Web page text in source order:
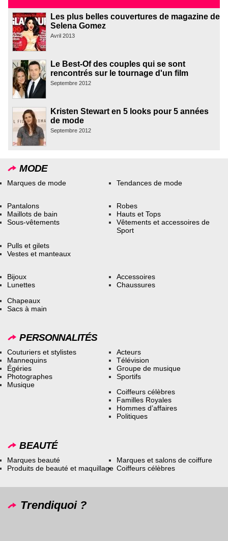
Les plus belles couvertures de magazine de
Selena Gomez
Avril 2013
Le Best-Of des couples qui se sont
rencontrés sur le tournage d'un film
Septembre 2012
Kristen Stewart en 5 looks pour 5 années
de mode
Septembre 2012
MODE
Marques de mode Tendances de mode
Pantalons
Maillots de bain
Sous-vêtements
Robes
Hauts et Tops
Vêtements et accessoires de
Sport
Pulls et gilets
Vestes et manteaux
Bijoux
Lunettes
Accessoires
Chaussures
Chapeaux
Sacs à main
PERSONNALITÉS
Couturiers et stylistes
Mannequins
Égéries
Photographes
Musique
Acteurs
Télévision
Groupe de musique
Sportifs
Coiffeurs célèbres
Familles Royales
Hommes d’affaires
Politiques
BEAUTÉ
Marques beauté
Produits de beauté et maquillage
Marques et salons de coiffure
Coiffeurs célèbres
Trendiquoi ?